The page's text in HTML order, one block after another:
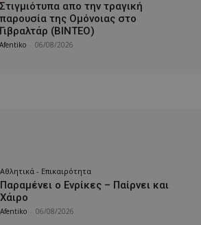
Στιγμιότυπα απο την τραγική
παρουσία της Ομόνοιας στο
Γιβραλτάρ (ΒΙΝΤΕΟ)
Afentiko 06/08/2026
Αθλητικά - Επικαιρότητα
Παραμένει ο Ενρίκες – Παίρνει και
Χάιρο
Afentiko 06/08/2026